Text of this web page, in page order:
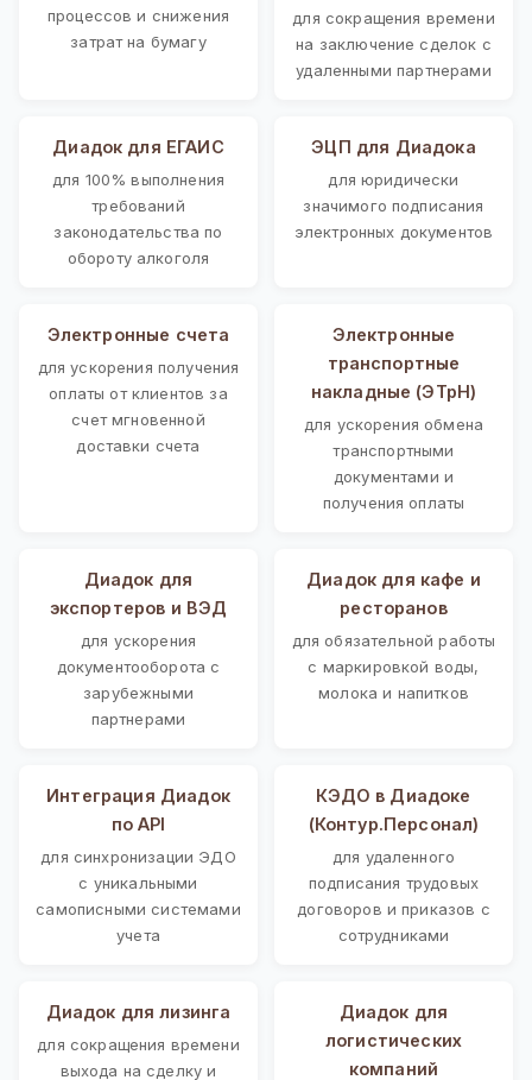
процессов и снижения
затрат на бумагу
для сокращения времени
на заключение сделок с
удаленными партнерами
Диадок для ЕГАИС
для 100% выполнения
требований
законодательства по
обороту алкоголя
ЭЦП для Диадока
для юридически
значимого подписания
электронных документов
Электронные счета
для ускорения получения
оплаты от клиентов за
счет мгновенной
доставки счета
Электронные
транспортные
накладные (ЭТрН)
для ускорения обмена
транспортными
документами и
получения оплаты
Диадок для
экспортеров и ВЭД
для ускорения
документооборота с
зарубежными
партнерами
Диадок для кафе и
ресторанов
для обязательной работы
с маркировкой воды,
молока и напитков
Интеграция Диадок
по API
для синхронизации ЭДО
с уникальными
самописными системами
учета
КЭДО в Диадоке
(Контур.Персонал)
для удаленного
подписания трудовых
договоров и приказов с
сотрудниками
Диадок для лизинга
для сокращения времени
выхода на сделку и
Диадок для
логистических
компаний